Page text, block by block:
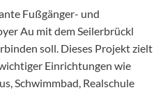
Fußgänger- und
Au mit dem Seilerbrückl
soll. Dieses Projekt zielt
Einrichtungen wie
Schwimmbad, Realschule